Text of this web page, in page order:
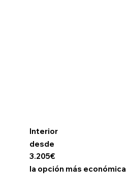
Interior
desde
3.205€
la opción más económica